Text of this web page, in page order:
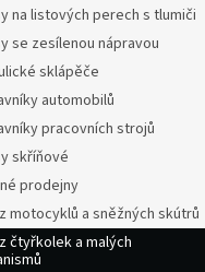
na listových perech s tlumiči
se zesílenou nápravou
sklápěče
automobilů
pracovních strojů
skříňové
prodejny
motocyklů a sněžných skútrů
čtyřkolek a malých